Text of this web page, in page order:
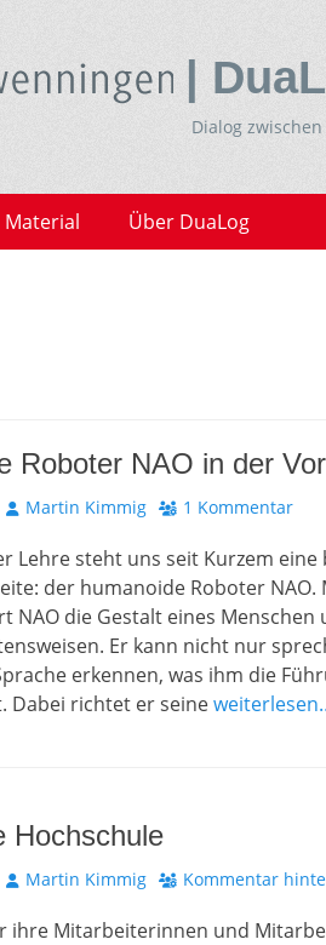
|
Dialog
Material Über DuaLog
Roboter NAO in der
AutorMartin Kimmig 1 Kommentar
Lehre steht uns seit Kurzem eine
der humanoide Roboter NAO.
NAO die Gestalt eines Menschen
Er kann nicht nur
erkennen, was ihm die
Dabei richtet er seine
Hochschule
AutorMartin Kimmig Kommentar
ihre Mitarbeiterinnen und